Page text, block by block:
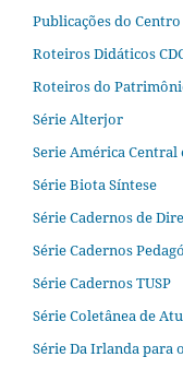
Publicações do
Roteiros Didáticos
Roteiros do
Série Alterjor
Serie América
Série Biota Síntese
Série Cadernos de
Série Cadernos
Série Cadernos TUSP
Série Coletânea de
Série Da Irlanda para